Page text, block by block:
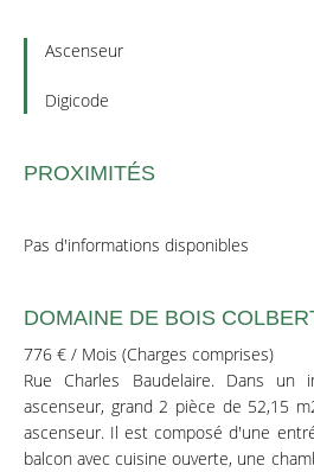
Ascenseur
Digicode
PROXIMITÉS
Pas d'informations disponibles
DOMAINE DE BOIS
776 € / Mois (Charges comprises)
Rue Charles Baudelaire. Dans un
ascenseur, grand 2 pièce de 52,15
ascenseur. Il est composé d'une
balcon avec cuisine ouverte, une